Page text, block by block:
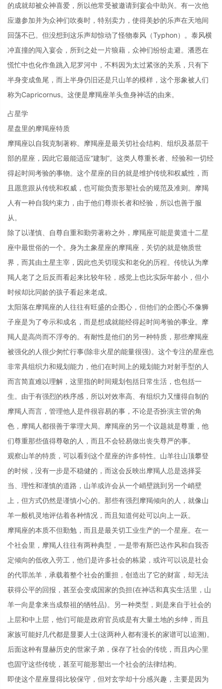
的成就却被众神喜爱，所以他常受被邀请到宴会中助兴。有一次他
应邀参加并为众神们吹奏时，特别卖力，使得美妙的乐声在天地间
回荡不已。但没想到这乐声却惊动了怪物泰风（Typhon）。泰风横
冲直撞的闯入宴会，所到之处一片狼藉，众神们纷纷走避。潘恩在
慌忙中也化作鱼跳入尼罗河中，不料因为太过紧张的关系，只有下
半身变成鱼尾，而上半身仍旧还是只山羊的模样，这个形象被人们
称为Capricornus。这便是摩羯座羊头鱼身神话的由来。
占星学
星盘里的摩羯座特质
摩羯座以自我克制著称。摩羯座是最关切社会结构、组织及基层干
部的星座，因此它最能适应“建制”。这类人尊重长者、经验和一切经
得起时间考验的事物。这个星座的目的就是维护传统和权威性，而
且愿意跟从传统和权威，也可能负责形塑社会的规范及准则。摩羯
人有一种自我约束力，由于他们尊崇长者和经验，所以也善于服
从。
除了以谨慎、自尊自重和勤劳著称之外，摩羯座可能是黄道十二星
座中最世俗的一个。身为土象星座的摩羯座，关切的就是物质世
界，而其由土星主宰，因此也关切现实和老化的历程。传统认为摩
羯人老了之后反而看起来比较年轻，感觉上也比实际年龄小，但小
时候却比同龄的孩子看起来老成。
太阳落在摩羯座的人往往有旺盛的企图心，但他们的企图心不像狮
子座是为了夸示和成名，而是想成就能经得起时间考验的事业。摩
羯人是高尚而不浮夸的。有耐性是他们的另一种特质，那些摩羯座
被强化的人很少匆忙行事(除非火星的能量很强)。这个专注的星座也
非常具组织力和规划能力，他们在时间上的规划能力对射手型的人
而言简直难以理解，这里指的时间规划包括日常生活，也包括一
生。由于有强烈的秩序感，所以对效率高、有组织力又懂得自制的
摩羯人而言，管理他人是件很容易的事，不论是否扮演主管的角
色，摩羯人都很善于掌理大局。摩羯座的另一个议题就是尊重，他
们尊重那些值得尊敬的人，而且不会轻易做出丧失尊严的事。
观察山羊的特质，可以看到这个星座的许多特性。山羊往山顶攀登
的时候，没有一步是不稳健的，而这会反映出摩羯人总是选择妥
当、理性和谨慎的道路，山羊或许会从一个峭壁跳到另一个峭壁
上，但方式仍然是谨慎小心的。那些有强烈摩羯倾向的人，就像山
羊一般机灵地评估着各种情况，而且知道何处可以向上一跃。
摩羯座的本质不但勤勉，而且是最关切工业生产的一个星座。在一
个社会里，摩羯人往往有两种典型，一是带有斯巴达作风和自我否
定倾向的低收入劳工，他们是许多社会的栋梁，或许可以说是社会
的代罪羔羊，承载着整个社会的重担，创造出了它的财富，却无法
获得公平的回报，甚至会变成国家的负担(在神话和真实生活里，山
羊一向是拿来当成祭祖的牺牲品)。另一种类型，则是来自于社会的
上层和中上层，他们可能是政府官员或是有大量土地的乡绅，而且
家族可能好几代都是显要人士(这两种人都有漫长的家谱可以追溯)。
后面这种有显赫历史的世家子弟，保存了社会的传统，而且内心里
也固守这些传统，甚至可能形塑出一个社会的法律结构。
即使这个星座显得比较保守，但对玄学却十分感兴趣，主要是因为